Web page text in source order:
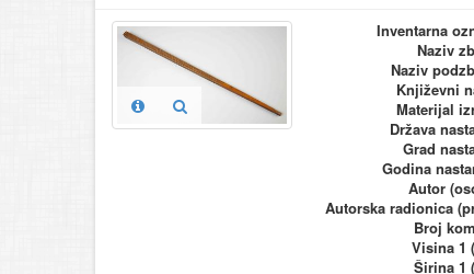
Inventarna
Naziv
Naziv
Književni
Materijal
Država
Grad
Godina
Autor
Broj
Visina 1
Širina 1